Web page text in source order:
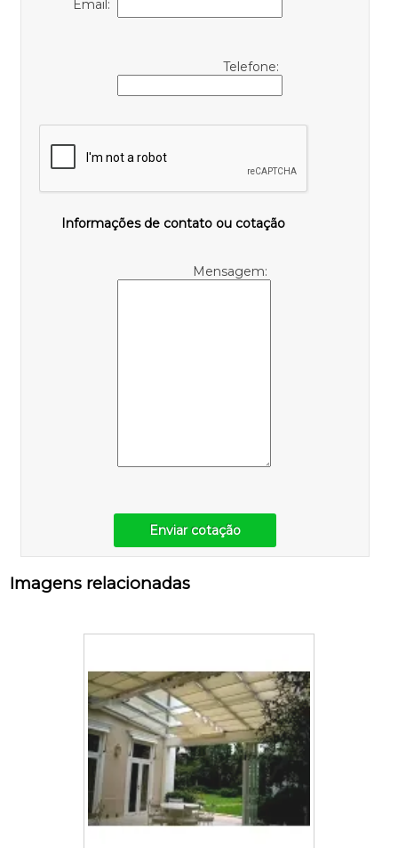
Email:
Telefone:
Informações de contato ou cotação
Mensagem:
Enviar cotação
Imagens relacionadas